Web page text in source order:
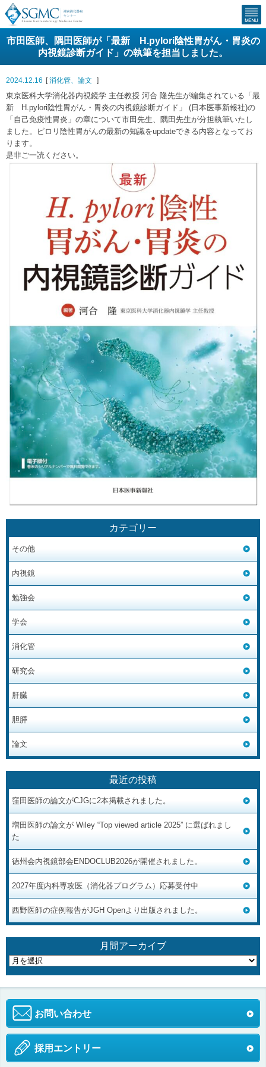
市田医師、隅田医師が「最新 H.pylori陰性胃がん・胃炎の
内視鏡診断ガイド」の執筆を担当しました。
2024.12.16 [消化管、 論文 ]
東京医科大学消化器内視鏡学 主任教授 河合 隆先生が編集されている「最
新 H.pylori陰性胃がん・胃炎の内視鏡診断ガイド」 (日本医事新報社)の
「自己免疫性胃炎」の章について市田先生、隅田先生が分担執筆いたし
ました。ピロリ陰性胃がんの最新の知識をupdateできる内容となってお
ります。
是非ご一読ください。
カテゴリー
その他
内視鏡
勉強会
学会
消化管
研究会
肝臓
胆膵
論文
最近の投稿
窪田医師の論文がCJGに2本掲載されました。
増田医師の論文が Wiley “Top viewed article 2025” に選ばれまし
た
徳州会内視鏡部会ENDOCLUB2026が開催されました。
2027年度内科専攻医（消化器プログラム）応募受付中
西野医師の症例報告がJGH Openより出版されました。
月間アーカイブ
お問い合わせ
採用エントリー